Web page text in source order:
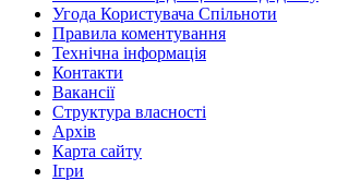
Угода Користувача Спільноти
Правила коментування
Технічна інформація
Контакти
Вакансії
Структура власності
Архів
Карта сайту
Ігри